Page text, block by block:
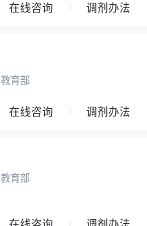
在线咨询 调剂办法
教育部
在线咨询 调剂办法
教育部